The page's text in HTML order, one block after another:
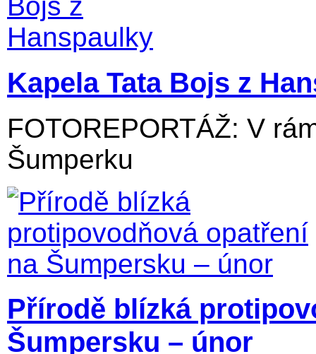
Kapela Tata Bojs z
FOTOREPORTÁŽ: V
Šumperku
Přírodě blízká
Šumpersku – únor